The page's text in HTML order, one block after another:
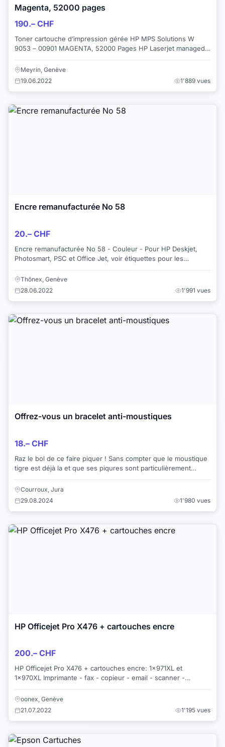
Magenta, 52000 pages
190.– CHF
Toner cartouche d’impression gérée HP MPS Solutions W
9053 – 00901 MAGENTA, 52000 Pages HP Laserjet managed
Meyrin, Genève
19.06.2022
1'889 vues
Encre remanufacturée No 58
20.– CHF
Encre remanufacturée No 58 - Couleur - Pour HP Deskjet,
Photosmart, PSC et Office Jet, voir étiquettes pour les
Thônex, Genève
28.06.2022
1'991 vues
Offrez-vous un bracelet anti-moustiques
18.– CHF
Raz le bol de ce faire piquer ! Sans compter que le moustique
tigre est déjà la et que ses piqures sont particulièrement
Courroux, Jura
29.08.2024
1'980 vues
HP Officejet Pro X476 + cartouches encre
200.– CHF
HP Officejet Pro X476 + cartouches encre: 1x971XL et
1x970XL Imprimante - fax - copieur - email - scanner -
acquise en 2015 - en parfait ordre de...
oonex, Genève
21.07.2022
1'195 vues